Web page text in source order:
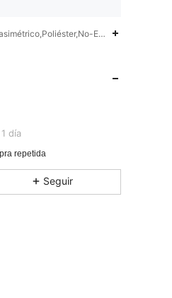
Elástico
día
repetida
Seguir